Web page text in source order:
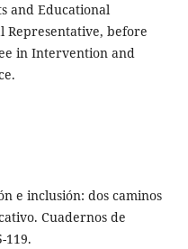
and Educational
Representative, before
in Intervention and
e inclusión: dos caminos
Cuadernos de
119.